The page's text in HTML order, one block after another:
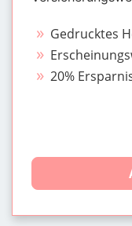
Gedrucktes
20%